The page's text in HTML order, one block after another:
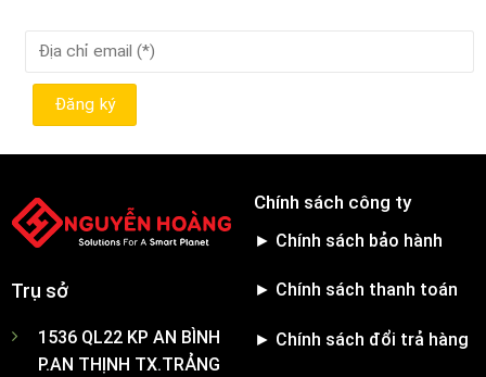
Trụ sở
1536 QL22 KP AN BÌNH
P.AN THỊNH TX.TRẢNG
Chính sách công ty
► Chính sách bảo hành
► Chính sách thanh toán
► Chính sách đổi trả hàng